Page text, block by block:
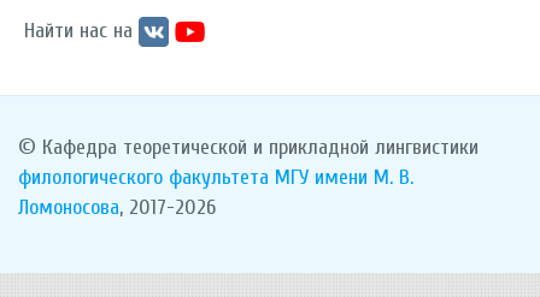
Найти нас на
© Кафедра теоретической и прикладной лингвистики
филологического факультета МГУ имени М. В.
Ломоносова, 2017-2026